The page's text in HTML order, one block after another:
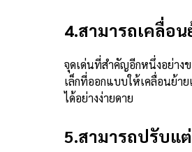
4.สามารถเคลื่อ
จุดเด่นที่สำคัญอีกหนึ่งอย่าง
เล็กที่ออกแบบให้เคลื่อนย้า
ได้อย่างง่ายดาย
5.สามารถปรับแ